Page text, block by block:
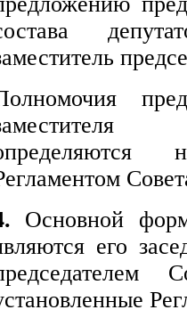
Основной
его